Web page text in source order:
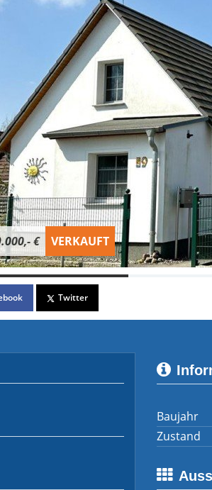
€ VERKAUFT
Twitter
Baujahr
Zustand